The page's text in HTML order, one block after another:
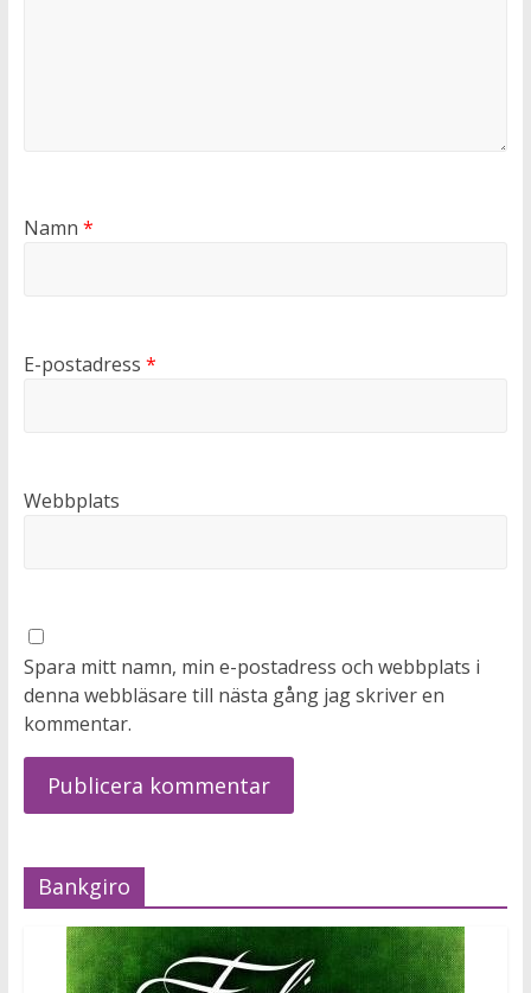
Namn *
E-postadress *
Webbplats
Spara mitt namn, min e-postadress och webbplats i
denna webbläsare till nästa gång jag skriver en
kommentar.
Bankgiro